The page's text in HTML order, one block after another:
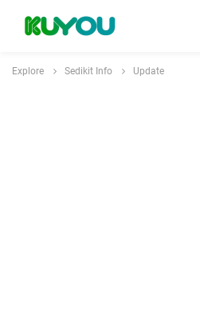
Explore Sedikit Info Update